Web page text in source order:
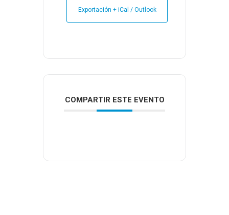
Exportación + iCal / Outlook
COMPARTIR ESTE EVENTO